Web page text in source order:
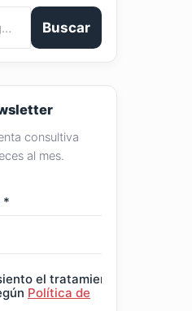
Buscar
consultiva
al mes.